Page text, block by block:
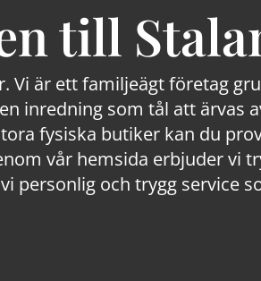
till
är ett familjeägt företag
inredning som tål att ärvas
fysiska butiker kan du
vår hemsida erbjuder vi
personlig och trygg service